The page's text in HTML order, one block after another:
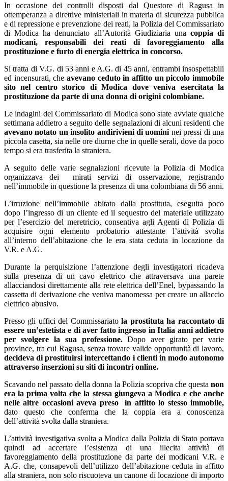
In occasione dei controlli disposti dal Questore di Ragusa in
ottemperanza a direttive ministeriali in materia di sicurezza pubblica
e di repressione e prevenzione dei reati, la Polizia del Commissariato
di Modica ha denunciato all’Autorità Giudiziaria una coppia di
modicani, responsabili dei reati di favoreggiamento alla
prostituzione e furto di energia elettrica in concorso.
Si tratta di V.G. di 53 anni e A.G. di 45 anni, entrambi insospettabili
ed incensurati, che avevano ceduto in affitto un piccolo immobile
sito nel centro storico di Modica dove veniva esercitata la
prostituzione da parte di una donna di origini colombiane.
Le indagini del Commissariato di Modica sono state avviate qualche
settimana addietro a seguito delle segnalazioni di alcuni residenti che
avevano notato un insolito andirivieni di uomini nei pressi di una
piccola casetta, sia nelle ore diurne che in quelle serali, dove da poco
tempo si era trasferita la straniera.
A seguito delle varie segnalazioni ricevute la Polizia di Modica
organizzava dei mirati servizi di osservazione, registrando
nell’immobile in questione la presenza di una colombiana di 56 anni.
L’irruzione nell’immobile abitato dalla prostituta, eseguita poco
dopo l’ingresso di un cliente ed il sequestro del materiale utilizzato
per l’esercizio del meretricio, consentiva agli Agenti di Polizia di
acquisire ogni elemento probatorio attestante l’attività svolta
all’interno dell’abitazione che le era stata ceduta in locazione da
V.R. e A.G.
Durante la perquisizione l’attenzione degli investigatori ricadeva
sulla presenza di un cavo elettrico che attraversava una parete
allacciandosi direttamente alla rete elettrica dell’Enel, bypassando la
cassetta di derivazione che veniva manomessa per creare un allaccio
elettrico abusivo.
Presso gli uffici del Commissariatola prostituta ha raccontato di
essere un’estetista e di aver fatto ingresso in Italia anni addietro
per svolgere la sua professione.Dopo aver girato per varie
province, tra cui Ragusa, senza trovare valide opportunità di lavoro,
decideva di prostituirsi intercettando i clienti in modo autonomo
attraverso inserzioni su siti di incontri online.
Scavando nel passato della donna la Polizia scopriva che questa non
era la prima volta che la stessa giungeva a Modica e che anche
nelle altre occasioni aveva preso in affitto lo stesso immobile,
dato questo che conferma che la coppia era a conoscenza
dell’attività svolta dalla straniera.
L’attività investigativa svolta a Modica dalla Polizia di Stato portava
quindi ad accertare l’esistenza di una illecita attività di
favoreggiamento della prostituzione da parte dei modicani V.R. e
A.G. che, consapevoli dell’utilizzo dell’abitazione ceduta in affitto
alla straniera, non solo riscuoteva un canone di locazione di importo